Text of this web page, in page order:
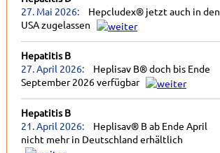
27. Mai 2026:
Hepcludex® jetzt auch in den
USA zugelassen
Hepatitis B
27. April 2026:
Heplisav B® doch bis Ende
September 2026 verfügbar
Hepatitis B
21. April 2026:
Heplisav® B ab Ende April
nicht mehr in Deutschland erhältlich